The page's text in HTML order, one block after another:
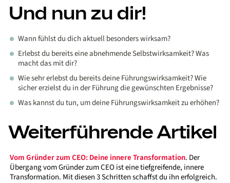
Und nun zu dir!
Wann fühlst du dich aktuell besonders wirksam?
Erlebst du bereits eine abnehmende Selbstwirksamkeit? Was
macht das mit dir?
Wie sehr erlebst du bereits deine Führungswirksamkeit? Wie
sicher erzielst du in der Führung die gewünschten Ergebnisse?
Was kannst du tun, um deine Führungswirksamkeit zu erhöhen?
Weiterführende Artikel
Vom Gründer zum CEO: Deine innere Transformation. Der
Übergang vom Gründer zum CEO ist eine tiefgreifende, innere
Transformation. Mit diesen 3 Schritten schaffst du ihn erfolgreich.